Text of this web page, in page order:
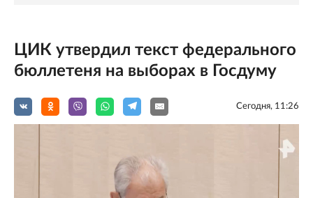
ЦИК утвердил текст федерального
бюллетеня на выборах в Госдуму
Сегодня, 11:26